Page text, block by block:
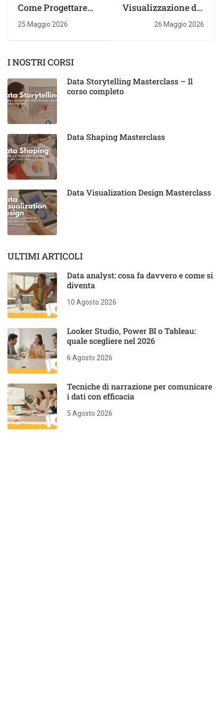
Come Progettare
Report Dati Efficaci:
La Tua Guida
25 Maggio 2026
Visualizzazione dei
dati: Guida alla
visualizzazione dei
26 Maggio 2026
I NOSTRI CORSI
Data Storytelling Masterclass – Il
corso completo
Data Shaping Masterclass
Data Visualization Design Masterclass
ULTIMI ARTICOLI
Data analyst: cosa fa davvero e come si
diventa
10 Agosto 2026
Looker Studio, Power BI o Tableau:
quale scegliere nel 2026
6 Agosto 2026
Tecniche di narrazione per comunicare
i dati con efficacia
5 Agosto 2026